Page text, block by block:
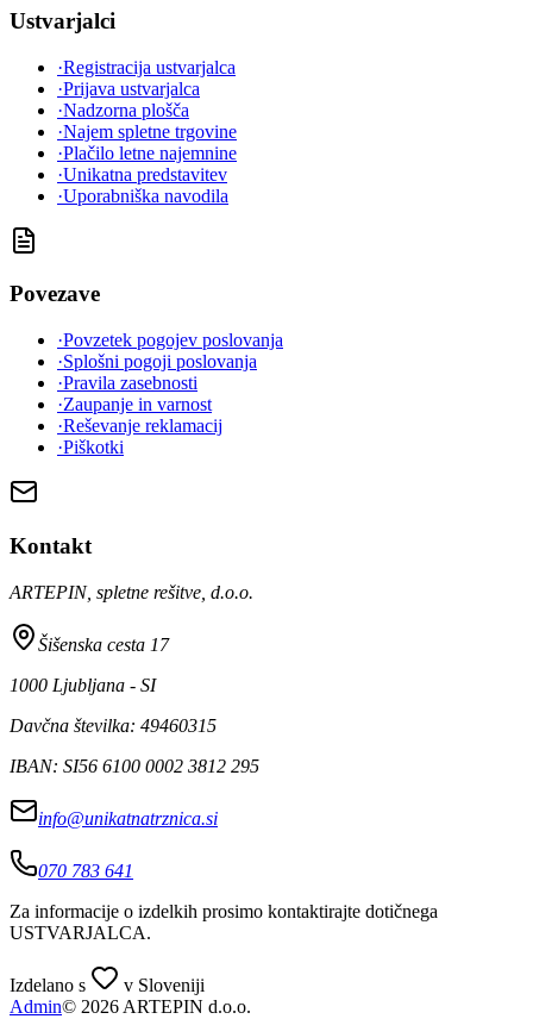
Ustvarjalci
·Registracija ustvarjalca
·Prijava ustvarjalca
·Nadzorna plošča
·Najem spletne trgovine
·Plačilo letne najemnine
·Unikatna predstavitev
·Uporabniška navodila
Povezave
·Povzetek pogojev poslovanja
·Splošni pogoji poslovanja
·Pravila zasebnosti
·Zaupanje in varnost
·Reševanje reklamacij
·Piškotki
Kontakt
ARTEPIN, spletne rešitve, d.o.o.
Šišenska cesta 17
1000 Ljubljana - SI
Davčna številka: 49460315
IBAN: SI56 6100 0002 3812 295
info@unikatnatrznica.si
070 783 641
Za informacije o izdelkih prosimo kontaktirajte dotičnega
USTVARJALCA.
Izdelano s
v Sloveniji
Admin© 2026 ARTEPIN d.o.o.